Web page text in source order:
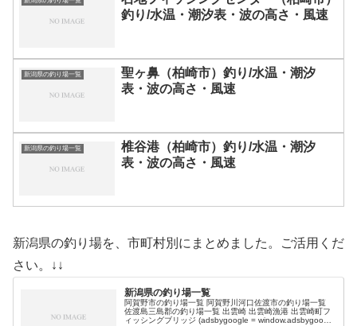
釣り/水温・潮汐表・波の高さ・風速
新潟県の釣り場一覧
聖ヶ鼻（柏崎市）釣り/水温・潮汐
表・波の高さ・風速
新潟県の釣り場一覧
椎谷港（柏崎市）釣り/水温・潮汐
表・波の高さ・風速
新潟県の釣り場を、市町村別にまとめました。ご活用くだ
さい。↓↓
新潟県の釣り場一覧
阿賀野市の釣り場一覧 阿賀野川河口佐渡市の釣り場一覧
佐渡島三島郡の釣り場一覧 出雲崎 出雲崎漁港 出雲崎町フ
ィッシングブリッジ (adsbygoogle = window.adsbygoogle